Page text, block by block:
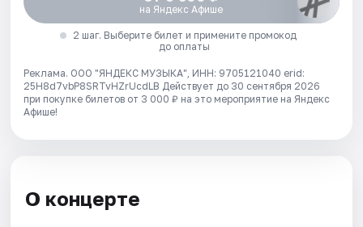
на Яндекс Афише
2 шаг. Выберите билет и примените промокод
до оплаты
Реклама. ООО "ЯНДЕКС МУЗЫКА", ИНН: 9705121040 erid:
25H8d7vbP8SRTvHZrUcdLB Действует до 30 сентября 2026
при покупке билетов от 3 000 ₽ на это мероприятие на Яндекс
Афише!
О концерте